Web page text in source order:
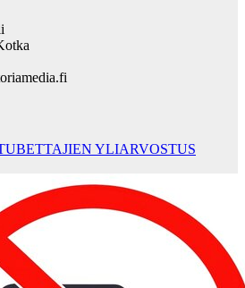
YLIARVOSTUS